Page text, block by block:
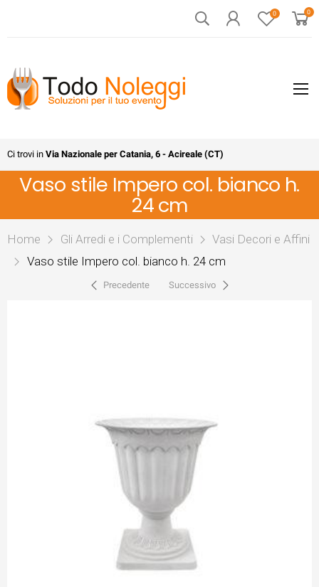
0 0
Ci trovi in Via Nazionale per Catania, 6 - Acireale (CT)
Vaso stile Impero col. bianco h.
24 cm
Home Gli Arredi e i Complementi
Vasi Decori e Affini
Vaso stile Impero col. bianco h. 24 cm
Precedente Successivo